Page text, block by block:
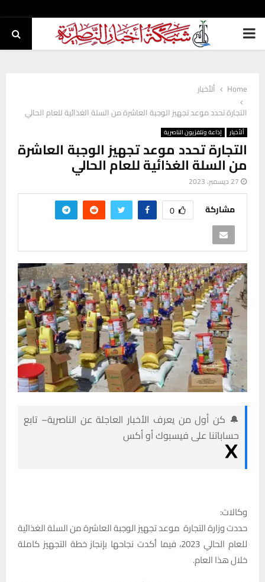
PRIMARY
Home
ألأخبار
التجارة تحدد موعد تجهيز الوجبة العاشرة من السلة الغذائية للعام الحالي
ألأخبار إذاعة وتلفزيون الناصرية
التجارة تحدد موعد تجهيز الوجبة العاشرة
من السلة الغذائية للعام الحالي
27 ديسمبر، 2023
مشاركة 0
🔔 كن أول من يعرف الأخبار العاجلة عن الناصرية– تابع
حساباتنا على فيسبوك أو أكس
وكالات:
حددت وزارة التجارة موعد تجهيز الوجبة العاشرة من السلة الغذائية
للعام الحالي 2023، فيما أكدت نجاحها بإنجاز خطة التجهيز كاملة
خلال هذا العام.